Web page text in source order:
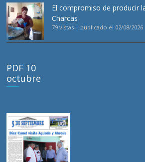
El compromiso de producir
Charcas
79 vistas | publicado el 02/08/2026
PDF 10
octubre